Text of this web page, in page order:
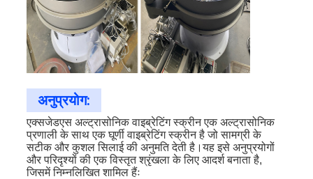
अनुप्रयोग:
एक्सजेडएस अल्ट्रासोनिक वाइब्रेटिंग स्क्रीन एक अल्ट्रासोनिक
प्रणाली के साथ एक घूर्णी वाइब्रेटिंग स्क्रीन है जो सामग्री के
सटीक और कुशल सिलाई की अनुमति देती है।यह इसे अनुप्रयोगों
और परिदृश्यों की एक विस्तृत श्रृंखला के लिए आदर्श बनाता है,
जिसमें निम्नलिखित शामिल हैंः